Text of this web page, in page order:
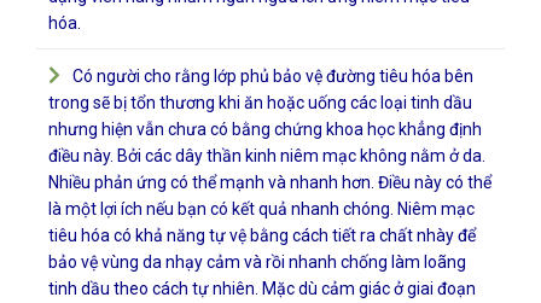
hóa.
Có người cho rằng lớp phủ bảo vệ đường tiêu hóa bên
trong sẽ bị tổn thương khi ăn hoặc uống các loại tinh dầu
nhưng hiện vẫn chưa có bằng chứng khoa học khẳng định
điều này. Bởi các dây thần kinh niêm mạc không nằm ở da.
Nhiều phản ứng có thể mạnh và nhanh hơn. Điều này có thể
là một lợi ích nếu bạn có kết quả nhanh chóng. Niêm mạc
tiêu hóa có khả năng tự vệ bằng cách tiết ra chất nhày để
bảo vệ vùng da nhạy cảm và rồi nhanh chống làm loãng
tinh dầu theo cách tự nhiên. Mặc dù cảm giác ở giai đoạn